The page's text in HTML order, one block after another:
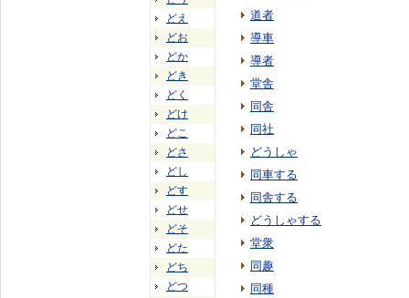
どえ
どお
どか
どき
どく
どけ
どこ
どさ
どし
どす
どせ
どそ
どた
どち
どつ
道者
導車
導者
堂舎
同舎
同社
どうしゃ
同車する
同舎する
どうしゃする
堂衆
同趣
同種